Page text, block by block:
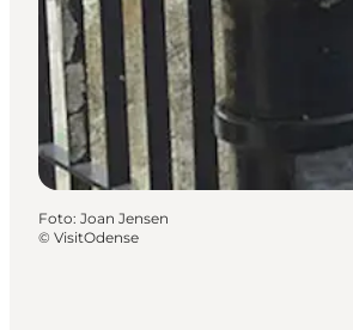
Foto: Joan Jensen
© VisitOdense